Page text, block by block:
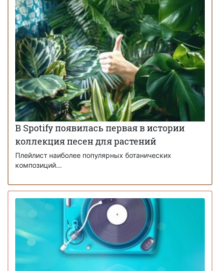
В Spotify появилась первая в истории
коллекция песен для растений
Плейлист наиболее популярных ботанических
композиций...